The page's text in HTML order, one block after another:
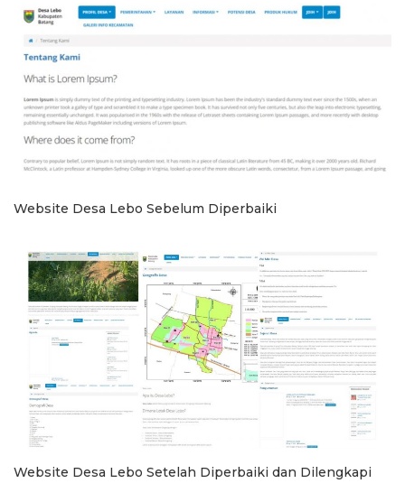
Website Desa Lebo Sebelum Diperbaiki
Website Desa Lebo Setelah Diperbaiki dan Dilengkapi